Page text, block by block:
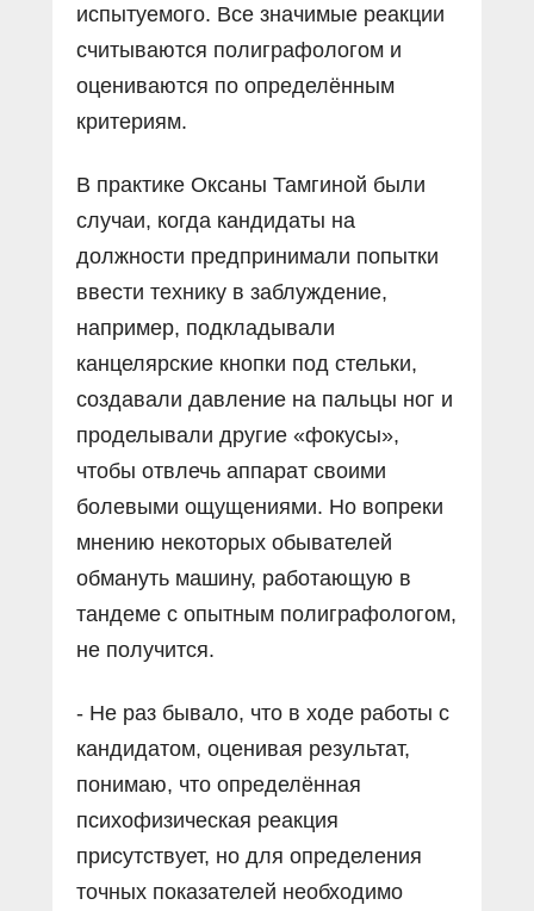
испытуемого. Все значимые реакции
считываются полиграфологом и
оцениваются по определённым
критериям.
В практике Оксаны Тамгиной были
случаи, когда кандидаты на
должности предпринимали попытки
ввести технику в заблуждение,
например, подкладывали
канцелярские кнопки под стельки,
создавали давление на пальцы ног и
проделывали другие «фокусы»,
чтобы отвлечь аппарат своими
болевыми ощущениями. Но вопреки
мнению некоторых обывателей
обмануть машину, работающую в
тандеме с опытным полиграфологом,
не получится.
- Не раз бывало, что в ходе работы с
кандидатом, оценивая результат,
понимаю, что определëнная
психофизическая реакция
присутствует, но для определения
точных показателей необходимо